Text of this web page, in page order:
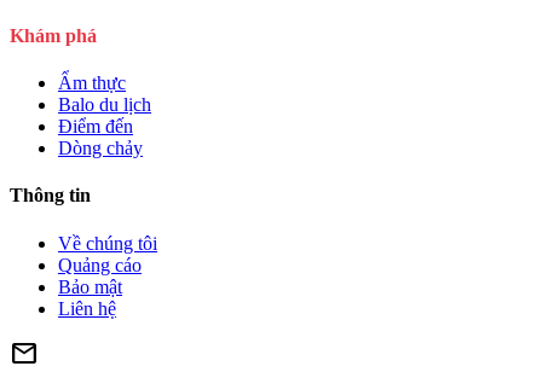
Khám phá
Ẩm thực
Balo du lịch
Điểm đến
Dòng chảy
Thông tin
Về chúng tôi
Quảng cáo
Bảo mật
Liên hệ
mail